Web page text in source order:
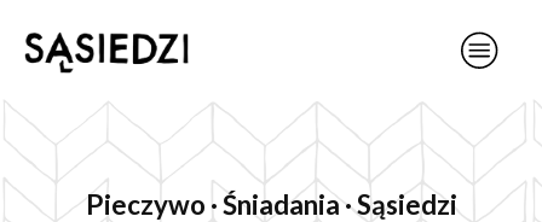
Pieczywo · Śniadania · Sąsiedzi